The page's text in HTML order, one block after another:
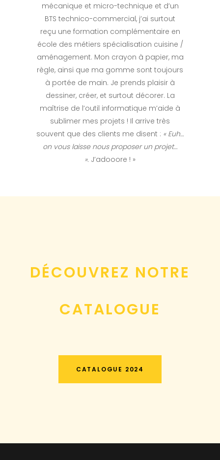
mécanique et micro-technique et d’un
BTS technico-commercial, j’ai surtout
reçu une formation complémentaire en
école des métiers spécialisation cuisine /
aménagement. Mon crayon à papier, ma
règle, ainsi que ma gomme sont toujours
à portée de main. Je prends plaisir à
dessiner, créer, et surtout décorer. La
maîtrise de l’outil informatique m’aide à
sublimer mes projets ! Il arrive très
souvent que des clients me disent : « Euh…
on vous laisse nous proposer un projet…
». J’adooore ! »
DÉCOUVREZ NOTRE
CATALOGUE
CATALOGUE 2024